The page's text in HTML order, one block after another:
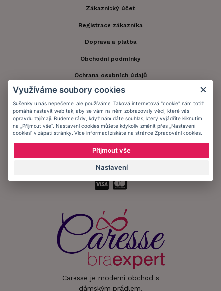
Caresse je moderní obchod s
dámským prádlem.
Zákaznický účet
Registrace zákazníka
Doprava a platba
Obchodní podmínky
Ochrana osobních údajů
Informační memorandum
Zůstaňte s námi v kontaktu.
Přijímáme platby:
Využíváme soubory cookies
Sušenky u nás nepečeme, ale používáme. Taková internetová "cookie" nám totiž
pomáhá nastavit web tak, aby se vám na něm zobrazovaly věci, které vás
opravdu zajímají. Budeme rády, když nám dáte souhlas, který vyjádříte kliknutím
na „Přijmout vše“. Nastavení cookies můžete kdykoliv změnit přes „Nastavení
cookies“ v zápatí stránky. Více informací získáte na stránce Zpracování cookies
Přijmout vše
Nastavení